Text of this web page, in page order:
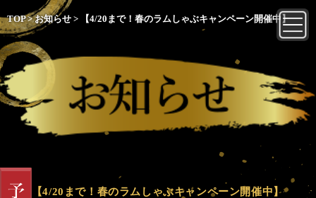
TOP>お知らせ > 【4/20まで！春のラムしゃぶキャンペーン開催中】
【4/20まで！春のラムしゃぶキャンペーン開催中】